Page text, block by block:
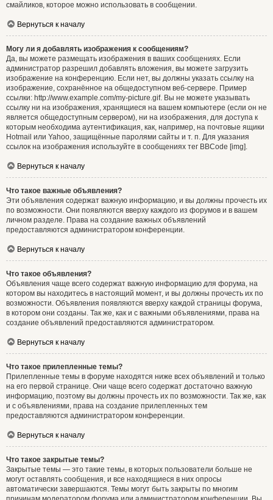
смайликов, которое можно использовать в сообщении.
Вернуться к началу
Могу ли я добавлять изображения к сообщениям?
Да, вы можете размещать изображения в ваших сообщениях. Если
администратор разрешил добавлять вложения, вы можете загрузить
изображение на конференцию. Если нет, вы должны указать ссылку на
изображение, сохранённое на общедоступном веб-сервере. Пример
ссылки: http://www.example.com/my-picture.gif. Вы не можете указывать
ссылку ни на изображения, хранящиеся на вашем компьютере (если он не
является общедоступным сервером), ни на изображения, для доступа к
которым необходима аутентификация, как, например, на почтовые ящики
Hotmail или Yahoo, защищённые паролями сайты и т. п. Для указания
ссылок на изображения используйте в сообщениях тег BBCode [img].
Вернуться к началу
Что такое важные объявления?
Эти объявления содержат важную информацию, и вы должны прочесть их
по возможности. Они появляются вверху каждого из форумов и в вашем
личном разделе. Права на создание важных объявлений
предоставляются администратором конференции.
Вернуться к началу
Что такое объявления?
Объявления чаще всего содержат важную информацию для форума, на
котором вы находитесь в настоящий момент, и вы должны прочесть их по
возможности. Объявления появляются вверху каждой страницы форума,
в котором они созданы. Так же, как и с важными объявлениями, права на
создание объявлений предоставляются администратором.
Вернуться к началу
Что такое прилепленные темы?
Прилепленные темы в форуме находятся ниже всех объявлений и только
на его первой странице. Они чаще всего содержат достаточно важную
информацию, поэтому вы должны прочесть их по возможности. Так же, как
и с объявлениями, права на создание прилепленных тем
предоставляются администратором конференции.
Вернуться к началу
Что такое закрытые темы?
Закрытые темы — это такие темы, в которых пользователи больше не
могут оставлять сообщения, и все находящиеся в них опросы
автоматически завершаются. Темы могут быть закрыты по многим